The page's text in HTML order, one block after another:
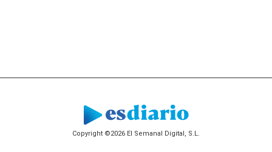
Copyright ©2026 El Semanal Digital, S.L.